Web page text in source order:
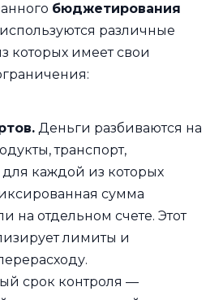
бюджетирования
используются различные
которых имеет свои
Деньги разбиваются на
транспорт,
для каждой из которых
сумма
на отдельном счете. Этот
лимиты и
срок контроля —